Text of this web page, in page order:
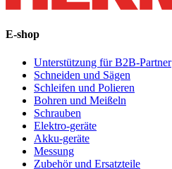
E-shop
Unterstützung für B2B-Partner
Schneiden und Sägen
Schleifen und Polieren
Bohren und Meißeln
Schrauben
Elektro-geräte
Akku-geräte
Messung
Zubehör und Ersatzteile